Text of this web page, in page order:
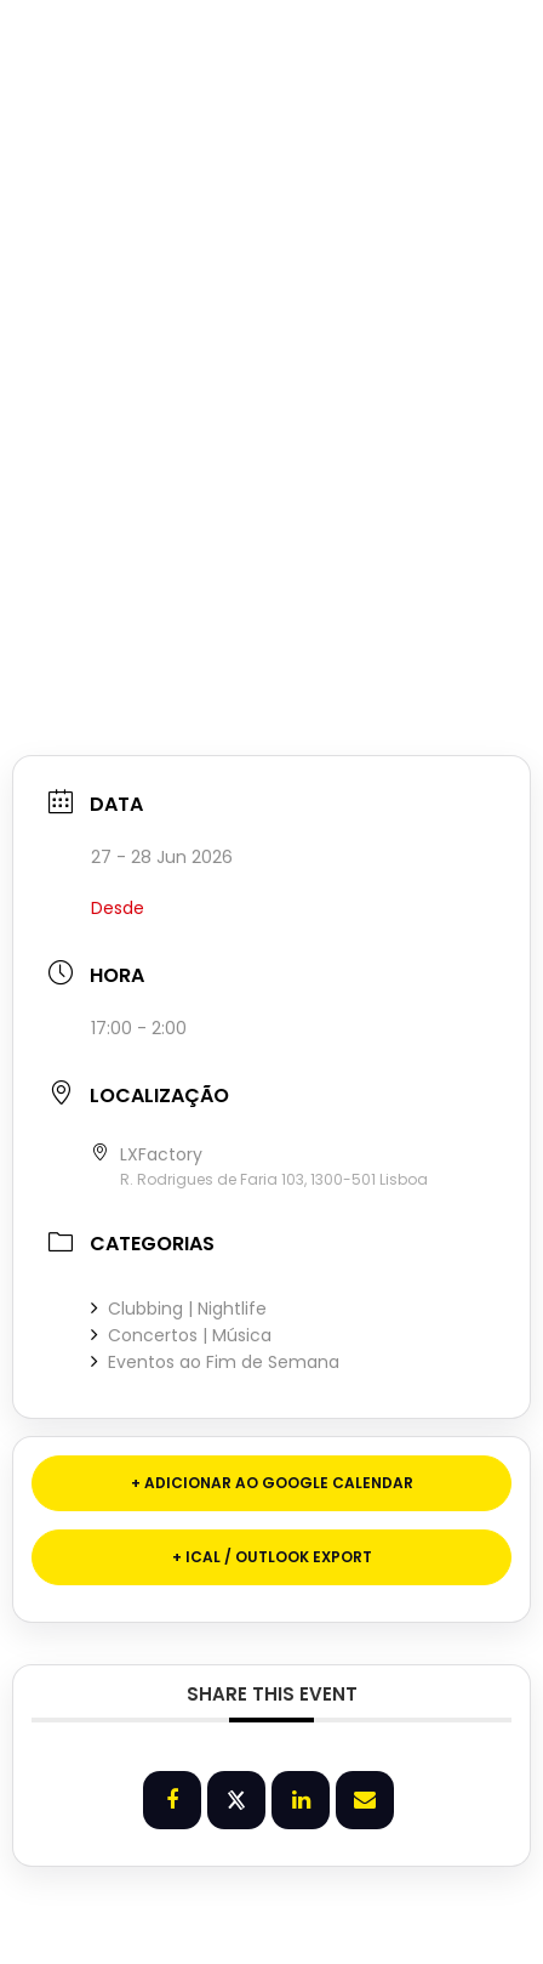
DATA
27 - 28 Jun 2026
Desde
HORA
17:00 - 2:00
LOCALIZAÇÃO
LXFactory
R. Rodrigues de Faria 103, 1300-501 Lisboa
CATEGORIAS
Clubbing | Nightlife
Concertos | Música
Eventos ao Fim de Semana
+ ADICIONAR AO GOOGLE CALENDAR
+ ICAL / OUTLOOK EXPORT
SHARE THIS EVENT